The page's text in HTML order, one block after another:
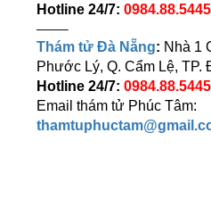
Hotline 24/7: 0984.88.5445
——–
Thám tử Đà Nẵng: Nhà 1
Phước Lý, Q. Cẩm Lệ, TP.
Hotline 24/7: 0984.88.5445
Email thám tử Phúc Tâm: